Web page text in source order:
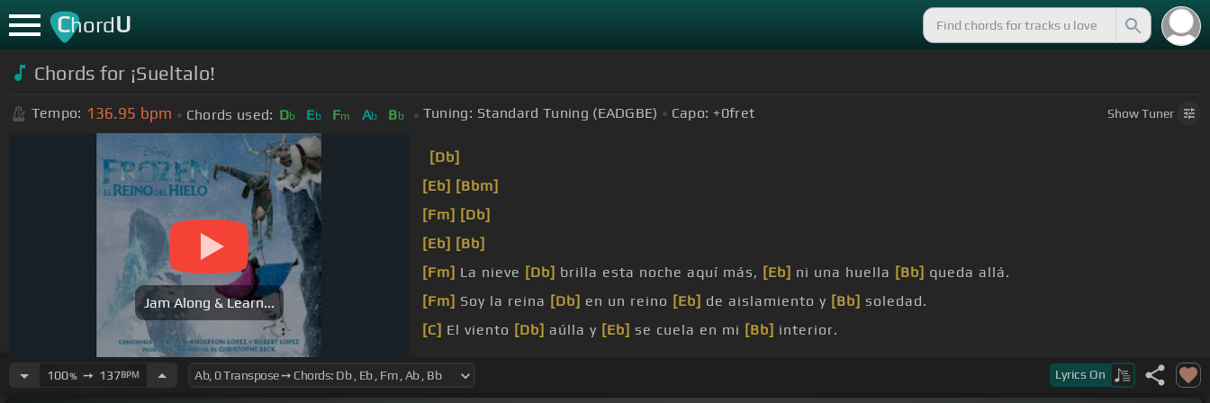
ChordU
Chords for ¡Sueltalo!
Tempo: 136.95 bpm Chords used: Db Eb Fm Ab Bb Tuning: Standard Tuning (EADGBE) Capo: +0fret ShowTuner
Jam Along & Learn...
[Db]
[Eb] [Bbm]
[Fm] [Db]
[Eb] [Bb]
[Fm] La nieve [Db] brilla esta noche aquí más, [Eb] ni una huella [Bb] queda allá.
[Fm] Soy la reina [Db] en un reino [Eb] de aislamiento y [Bb] soledad.
[C] El viento [Db] aúlla y [Eb] se cuela en mi [Bb] interior.
100%➙ 137BPM Lyrics On